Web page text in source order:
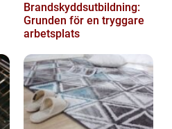
Brandskyddsutbildning:
Grunden för en tryggare
arbetsplats